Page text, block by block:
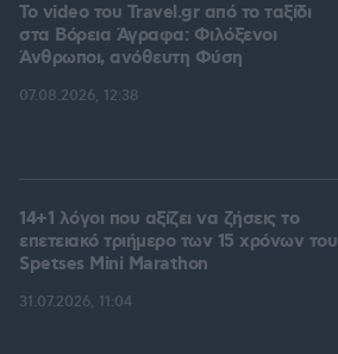
To video του Travel.gr από το ταξίδι
στα Βόρεια Άγραφα: Φιλόξενοι
Άνθρωποι, ανόθευτη Φύση
07.08.2026, 12:38
14+1 λόγοι που αξίζει να ζήσεις το
επετειακό τριήμερο των 15 χρόνων του
Spetses Mini Marathon
31.07.2026, 11:04